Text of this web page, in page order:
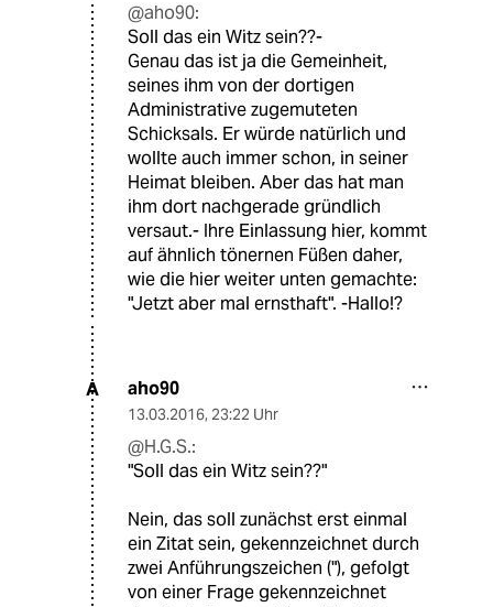
@aho90:
Soll das ein Witz sein??-
Genau das ist ja die Gemeinheit,
seines ihm von der dortigen
Administrative zugemuteten
Schicksals. Er würde natürlich und
wollte auch immer schon, in seiner
Heimat bleiben. Aber das hat man
ihm dort nachgerade gründlich
versaut.- Ihre Einlassung hier, kommt
auf ähnlich tönernen Füßen daher,
wie die hier weiter unten gemachte:
"Jetzt aber mal ernsthaft". -Hallo!?
A aho90
13.03.2016, 23:22 Uhr
@H.G.S.:
"Soll das ein Witz sein??"
Nein, das soll zunächst erst einmal
ein Zitat sein, gekennzeichnet durch
zwei Anführungszeichen ("), gefolgt
von einer Frage gekennzeichnet